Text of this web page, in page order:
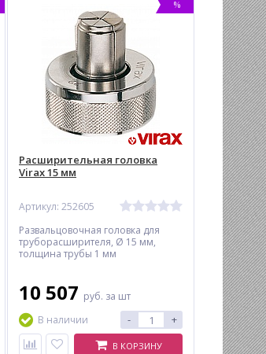
%
Раcширительная головка
Virax 15 мм
Артикул: 252605
Развальцовочная головка для
труборасширителя, Ø 15 мм,
толщина трубы 1 мм
10 507 руб. за шт
В наличии
- +
В КОРЗИНУ